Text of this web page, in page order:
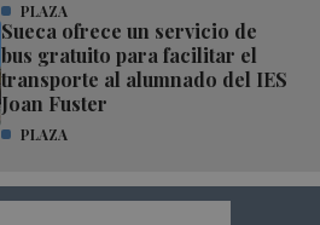
PLAZA
Sueca ofrece un servicio de
bus gratuito para facilitar el
transporte al alumnado del IES
Joan Fuster
PLAZA